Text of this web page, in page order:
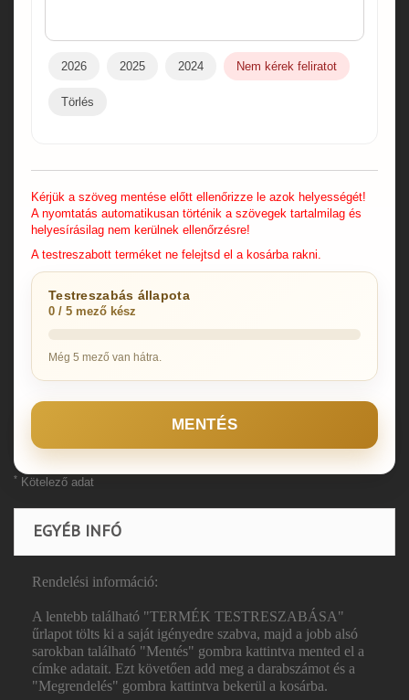
2026 2025 2024 Nem kérek feliratot
Törlés
Kérjük a szöveg mentése előtt ellenőrizze le azok helyességét!
A nyomtatás automatikusan történik a szövegek tartalmilag és
helyesírásilag nem kerülnek ellenőrzésre!
A testreszabott terméket ne felejtsd el a kosárba rakni.
Testreszabás állapota
0 / 5 mező kész
Még 5 mező van hátra.
MENTÉS
* Kötelező adat
EGYÉB INFÓ
Rendelési információ:
A lentebb található "TERMÉK TESTRESZABÁSA"
űrlapot tölts ki a saját igényedre szabva, majd a jobb alsó
sarokban található "Mentés" gombra kattintva mented el a
címke adatait. Ezt követően add meg a darabszámot és a
"Megrendelés" gombra kattintva bekerül a kosárba.